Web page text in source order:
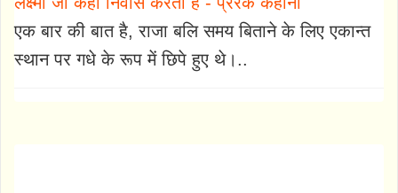
एक बार की बात है, राजा बलि समय बिताने के लिए एकान्त
स्थान पर गधे के रूप में छिपे हुए थे।..